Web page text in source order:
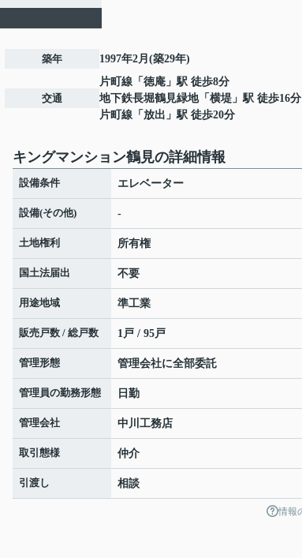
築年 1997年2月(築29年)
交通
片町線 「 徳庵 」駅 徒歩8分
地下鉄長堀鶴見緑地「 横堤 」駅 徒歩16分
片町線 「 放出 」駅 徒歩20分
キングマンション鶴見の詳細情報
設備条件 エレベーター
設備(その他) -
土地権利 所有権
国土法届出 不要
用途地域 準工業
販売戸数 / 総戸数 1戸 / 95戸
管理形態 管理会社に全部委託
管理員の勤務形態 日勤
管理会社 中川工務店
取引態様 仲介
引渡し 相談
情報